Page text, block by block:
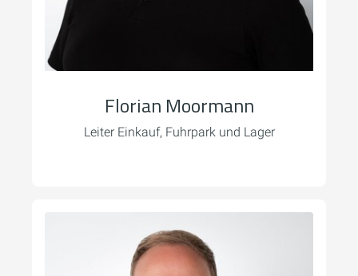
Florian Moormann
Leiter Einkauf, Fuhrpark und Lager